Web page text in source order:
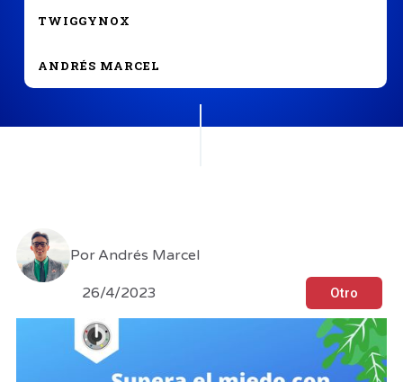
TWIGGYNOX
ANDRÉS MARCEL
Por Andrés Marcel
26/4/2023 Otro